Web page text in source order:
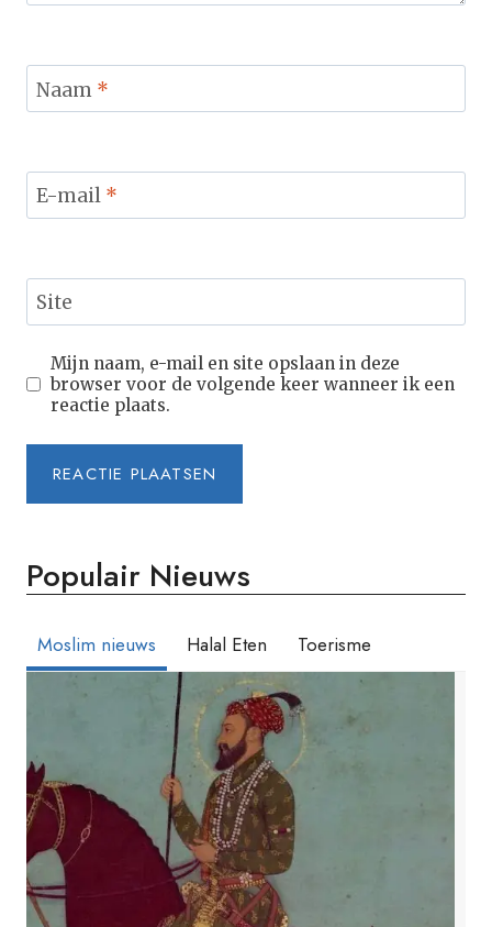
Naam *
E-mail *
Site
Mijn naam, e-mail en site opslaan in deze
browser voor de volgende keer wanneer ik een
reactie plaats.
Populair Nieuws
Moslim nieuws Halal Eten Toerisme